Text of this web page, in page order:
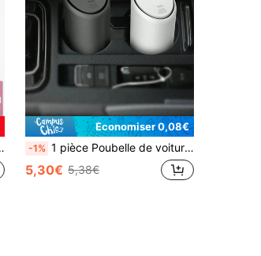
Économiser 0,08€
-1% 1 pièce Poubelle de voiture en silicone avec base en ABS, amovible et multifonctionnelle, boîte de rangement mini pour clés, téléphones, pièces, design antidérapant s''adaptant au porte-gobelet et au tableau de bord
5,30€ 5,38€